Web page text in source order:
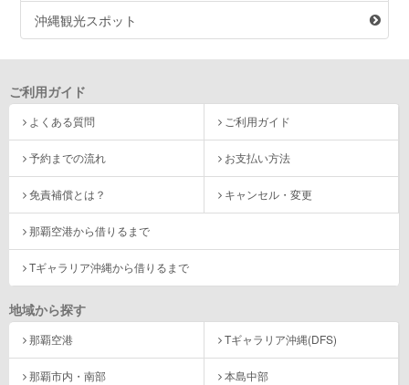
沖縄観光スポット
ご利用ガイド
よくある質問 ご利用ガイド
予約までの流れ お支払い方法
免責補償とは？ キャンセル・変更
那覇空港から借りるまで
Tギャラリア沖縄から借りるまで
地域から探す
那覇空港 Tギャラリア沖縄(DFS)
那覇市内・南部 本島中部